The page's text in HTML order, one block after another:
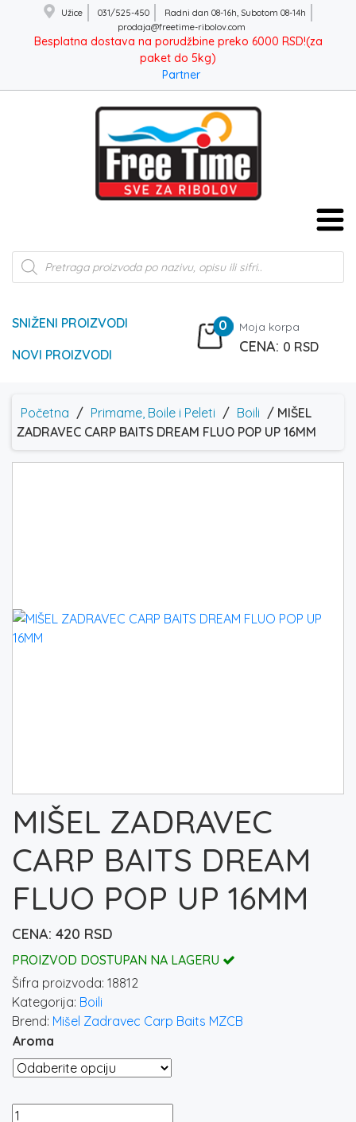
Užice 031/525-450
Radni dan 08-16h, Subotom 08-14h
prodaja@freetime-ribolov.com
Besplatna dostava na porudžbine preko 6000 RSD!(za
paket do 5kg)
Partner
Products
search
SNIŽENI PROIZVODI
NOVI PROIZVODI
0 Moja korpa
0 RSD
Početna / Primame, Boile i Peleti / Boili / MIŠEL
ZADRAVEC CARP BAITS DREAM FLUO POP UP 16MM
MIŠEL ZADRAVEC
CARP BAITS DREAM
FLUO POP UP 16MM
420 RSD
PROIZVOD DOSTUPAN NA LAGERU
Šifra proizvoda: 18812
Kategorija: Boili
Brend: Mišel Zadravec Carp Baits MZCB
Aroma
MIŠEL